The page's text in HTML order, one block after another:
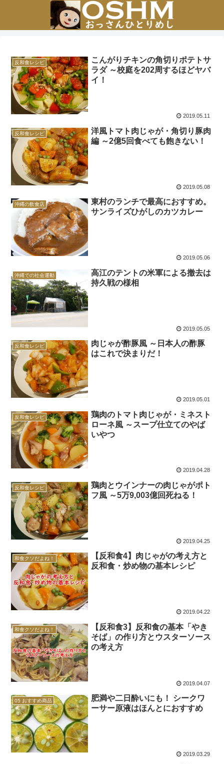
反和食レシピ
こんがりチキンの角切りポテトサ
ラダ ～校庭を202周するほどヤバ
イ！
2019.05.11
反和食レシピ
洋風トマト肉じゃが・角切り豚肉
編 ～2億5回食べても飽きない！
2019.05.08
沖縄の飲食店
東村のランチで最高におすすめ。
サンライズひがしのカツカレー
2019.05.06
沖縄での社会運動
高江のテントの米軍による撤去は
持久戦の様相
2019.05.05
反和食レシピ
肉じゃが酢豚風 ～日本人の酢豚
はこれで決まりだ！
2019.05.01
反和食レシピ
鶏肉のトマト肉じゃが・ミネスト
ローネ風 ～スープ仕立てのやば
いやつ
2019.04.28
反和食レシピ
鶏肉とウインナーの肉じゃがポト
フ風 ～5万9,003億回死ねる！
2019.04.25
和食クソだよね！
【反和食4】肉じゃがの考え方と
反和食・炒め物の基本レシピ
2019.04.22
和食クソだよね！
【反和食3】反和食の基本「やき
そば」の作り方とウスターソース
の考え方
2019.04.07
05 おすすめ商品
肥満や二日酔いにも！ シークワ
ーサー原液はほんとにおすすめ
2019.03.29